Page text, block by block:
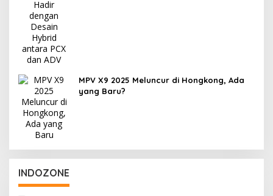
MPV X9 2025 Meluncur di Hongkong, Ada
yang Baru?
INDOZONE